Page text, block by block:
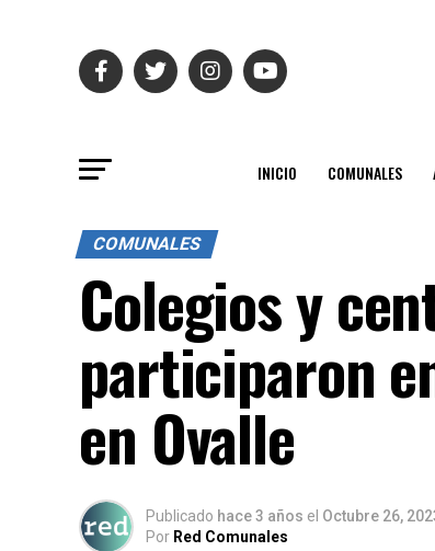
INICIO COMUNALES
COMUNALES
Colegios y
participaron
en Ovalle
Publicado hace 3 años el Octubre 26,
Por Red Comunales